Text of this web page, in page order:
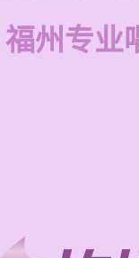
福州专业